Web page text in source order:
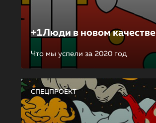
+1Люди в новом качестве
Что мы успели за 2020 год
СПЕЦПРОЕКТ